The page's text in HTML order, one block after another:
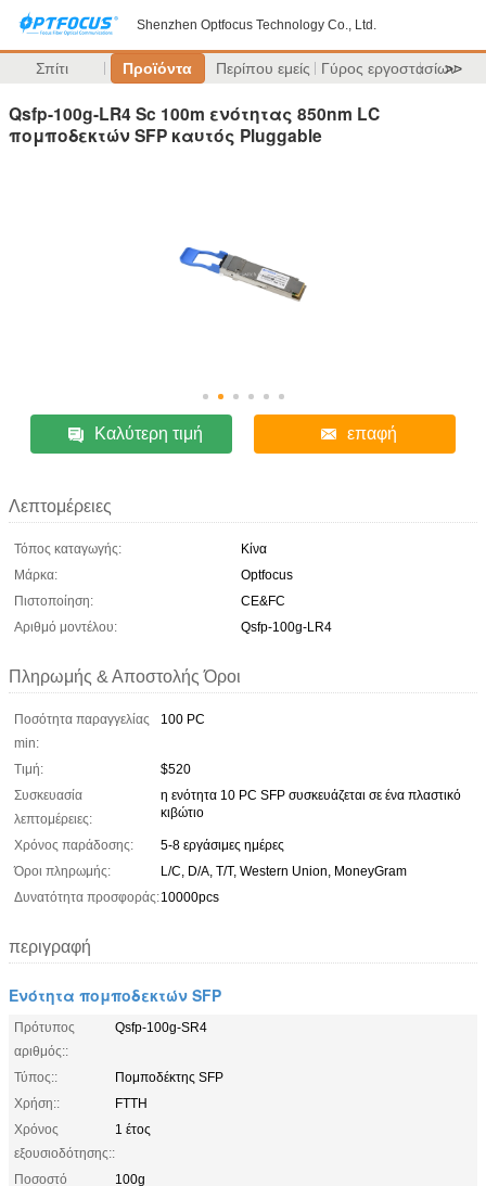
Shenzhen Optfocus Technology Co., Ltd.
Σπίτι Προϊόντα Περίπου εμείς Γύρος εργοστασίων
>>
Qsfp-100g-LR4 Sc 100m ενότητας 850nm LC
πομποδεκτών SFP καυτός Pluggable
Καλύτερη τιμή επαφή
Λεπτομέρειες
Τόπος καταγωγής:
Κίνα
Μάρκα:
Optfocus
Πιστοποίηση:
CE&FC
Αριθμό μοντέλου:
Qsfp-100g-LR4
Πληρωμής & Αποστολής Όροι
Ποσότητα παραγγελίας
min:
100 PC
Τιμή:
$520
Συσκευασία
λεπτομέρειες:
η ενότητα 10 PC SFP συσκευάζεται σε ένα πλαστικό
κιβώτιο
Χρόνος παράδοσης:
5-8 εργάσιμες ημέρες
Όροι πληρωμής:
L/C, D/A, T/T, Western Union, MoneyGram
Δυνατότητα προσφοράς:10000pcs
περιγραφή
Ενότητα πομποδεκτών SFP
Πρότυπος
αριθμός::
Qsfp-100g-SR4
Τύπος::
Πομποδέκτης SFP
Χρήση::
FTTH
Χρόνος
εξουσιοδότησης::
1 έτος
Ποσοστό
100g